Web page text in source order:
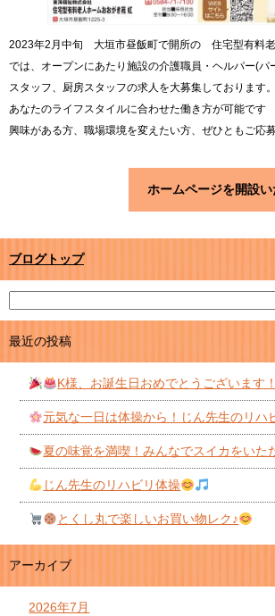
2023年2月中旬 大垣市昼飯町で開所の 住宅型有料老
では、オープンにあたり施設の介護職員・ヘルパー(パ
スタッフ、厨房スタッフの求人を大募集しております。
あなたのライフスタイルに合わせた働き方が可能です
興味がある方、職場環境を変えたい方、ぜひともご応
ホームページを開設い
ブログトップ
最近の投稿
K様、お誕生日おめでとうございます！
元気な一日は体操から！じん先生のリハ
夏の味覚を満喫！みんなでスイカをいた
じん先生のリハビリ体操
とくし丸で楽しいお買い物レク♪
アーカイブ
2026年7月